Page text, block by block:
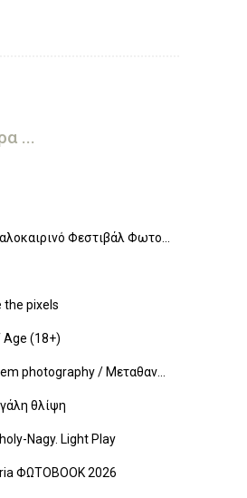
...
Φεστιβάλ Φωτο...
the pixels
(18+)
photography / Μεταθαν...
θλίψη
Nagy. Light Play
ΦΩΤΟBOOK 2026